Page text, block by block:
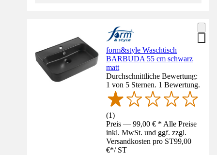
form&style Waschtisch
BARBUDA 55 cm schwarz
matt
Durchschnittliche Bewertung:
1 von 5 Sternen. 1 Bewertung.
(1)
Preis — 99,00 € * Alle Preise
inkl. MwSt. und ggf. zzgl.
Versandkosten pro ST99,00
€*/ ST